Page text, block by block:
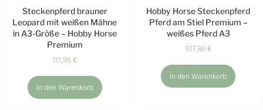
Steckenpferd brauner
Leopard mit weißen Mähne
in A3-Größe – Hobby Horse
Premium
111,95 €
In den Warenkorb
Hobby Horse Steckenpferd
Pferd am Stiel Premium –
weißes Pferd A3
107,80 €
In den Warenkorb